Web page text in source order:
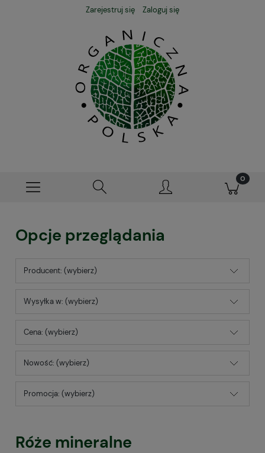
Zarejestruj się Zaloguj się
Opcje przeglądania
Producent: (wybierz)
Wysyłka w: (wybierz)
Cena: (wybierz)
Nowość: (wybierz)
Promocja: (wybierz)
Róże mineralne